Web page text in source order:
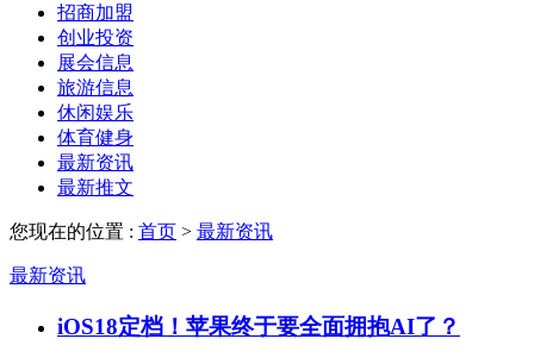
招商加盟
创业投资
展会信息
旅游信息
休闲娱乐
体育健身
最新资讯
最新推文
您现在的位置 : 首页 > 最新资讯
最新资讯
iOS18定档！苹果终于要全面拥抱AI了？